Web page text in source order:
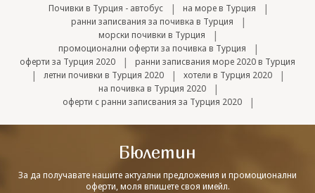
Почивки в Турция - автобус | на море в Турция |
ранни записвания за почивка в Турция |
морски почивки в Турция |
промоционални оферти за почивка в Турция |
оферти за Турция 2020 | ранни записвания море 2020 в Турция
| летни почивки в Турция 2020 | хотели в Турция 2020 |
на почивка в Турция 2020 |
оферти с ранни записвания за Турция 2020 |
Бюлетин
За да получавате нашите актуални предложения и промоционални
оферти, моля впишете своя имейл.